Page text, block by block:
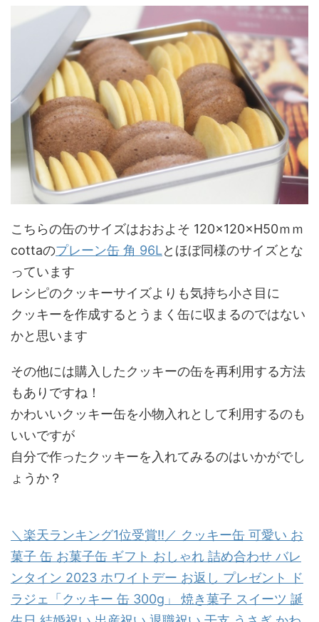
こちらの缶のサイズはおおよそ 120×120×H50ｍｍ
cottaのプレーン缶 角 96Lとほぼ同様のサイズとな
っています
レシピのクッキーサイズよりも気持ち小さ目に
クッキーを作成するとうまく缶に収まるのではない
かと思います
その他には購入したクッキーの缶を再利用する方法
もありですね！
かわいいクッキー缶を小物入れとして利用するのも
いいですが
自分で作ったクッキーを入れてみるのはいかがでし
ょうか？
＼楽天ランキング1位受賞!!／ クッキー缶 可愛い お
菓子 缶 お菓子缶 ギフト おしゃれ 詰め合わせ バレ
ンタイン 2023 ホワイトデー お返し プレゼント ド
ラジェ「クッキー 缶 300g」 焼き菓子 スイーツ 誕